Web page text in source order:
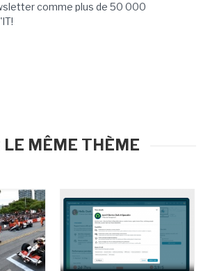
comme plus de 50 000
LE MÊME THÈME